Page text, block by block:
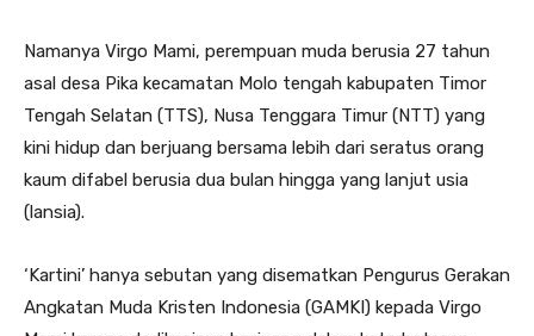
Namanya Virgo Mami, perempuan muda berusia 27 tahun
asal desa Pika kecamatan Molo tengah kabupaten Timor
Tengah Selatan (TTS), Nusa Tenggara Timur (NTT) yang
kini hidup dan berjuang bersama lebih dari seratus orang
kaum difabel berusia dua bulan hingga yang lanjut usia
(lansia).
‘Kartini’ hanya sebutan yang disematkan Pengurus Gerakan
Angkatan Muda Kristen Indonesia (GAMKI) kepada Virgo